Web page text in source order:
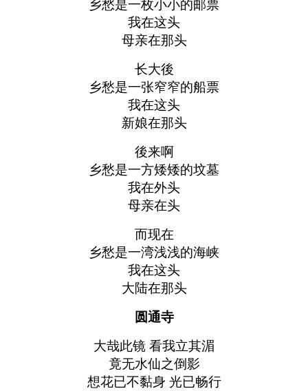
乡愁是一枚小小的邮票
我在这头
母亲在那头
长大後
乡愁是一张窄窄的船票
我在这头
新娘在那头
後来啊
乡愁是一方矮矮的坟墓
我在外头
母亲在头
而现在
乡愁是一湾浅浅的海峡
我在这头
大陆在那头
圆通寺
大哉此镜 看我立其湄
竟无水仙之倒影
想花已不黏身 光已畅行